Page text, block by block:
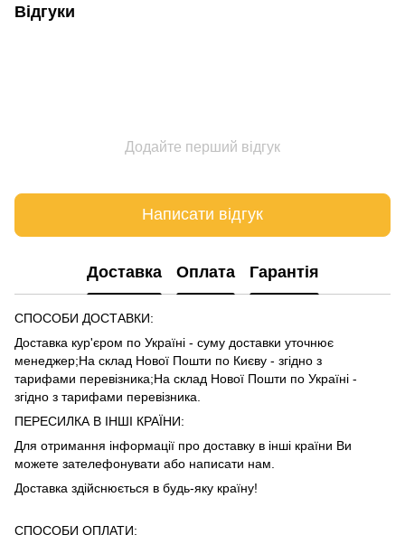
Відгуки
Додайте перший відгук
Написати відгук
Доставка Оплата Гарантія
СПОСОБИ ДОСТАВКИ:
Доставка кур'єром по Україні - суму доставки уточнює
менеджер;На склад Нової Пошти по Києву - згідно з
тарифами перевізника;На склад Нової Пошти по Україні -
згідно з тарифами перевізника
ПЕРЕСИЛКА В ІНШІ КРАЇНИ:
Для отримання інформації про доставку в інші країни Ви
можете зателефонувати або написати нам.
Доставка здійснюється в будь-яку країну!
СПОСОБИ ОПЛАТИ: